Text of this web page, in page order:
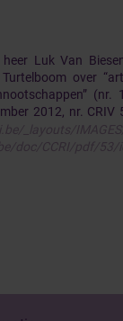
Luk Van
over
(nr.
2012, nr. CRIV
doc/CCRI/pdf/53/